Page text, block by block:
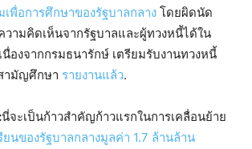
เพื่อการศึกษาของรัฐบาลกลาง โดยผิดนัด
วามคิดเห็นจากรัฐบาลและผู้ทวงหนี้ได้ใน
องจากกรมธนารักษ์ เตรียมรับงานทวงหนี้
ามัญศึกษา รายงานแล้ว.
นี่จะเป็นก้าวสำคัญก้าวแรกในการเคลื่อนย้าย
ยนของรัฐบาลกลางมูลค่า 1.7 ล้านล้าน